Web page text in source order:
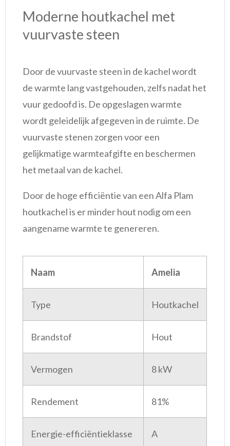
Moderne houtkachel met
vuurvaste steen
Door de vuurvaste steen in de kachel wordt
de warmte lang vastgehouden, zelfs nadat het
vuur gedoofd is. De opgeslagen warmte
wordt geleidelijk afgegeven in de ruimte. De
vuurvaste stenen zorgen voor een
gelijkmatige warmteafgifte en beschermen
het metaal van de kachel.
Door de hoge efficiëntie van een Alfa Plam
houtkachel is er minder hout nodig om een
aangename warmte te genereren.
Naam Amelia
Type Houtkachel
Brandstof Hout
Vermogen 8 kW
Rendement 81%
Energie-efficiëntieklasse A